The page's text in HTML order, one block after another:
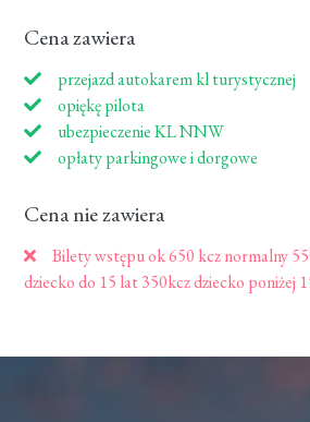
Cena zawiera
przejazd autokarem kl turystycznej
opiękę pilota
ubezpieczenie KL NNW
opłaty parkingowe i dorgowe
Cena nie zawiera
Bilety wstępu ok 650 kcz normalny
dziecko do 15 lat 350kcz dziecko poniżej